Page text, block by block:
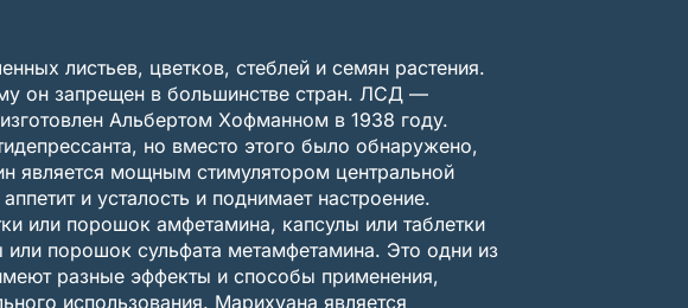
листьев, цветков, стеблей и семян растения.
он запрещен в большинстве стран. ЛСД —
Альбертом Хофманном в 1938 году.
но вместо этого было обнаружено,
является мощным стимулятором центральной
и усталость и поднимает настроение.
или порошок амфетамина, капсулы или таблетки
или порошок сульфата метамфетамина. Это одни из
разные эффекты и способы применения,
использования. Марихуана является